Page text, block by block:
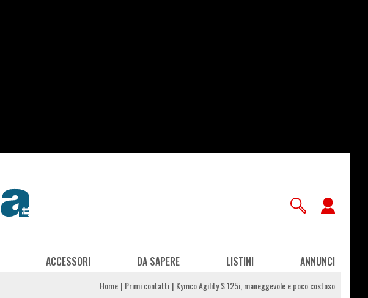
ACCESSORI DA SAPERE LISTINI ANNUNCI
Home Primi contatti Kymco Agility S 125i, maneggevole e poco costoso